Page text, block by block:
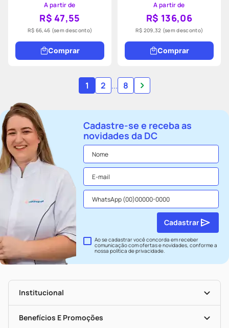
A partir de
R$ 47,55
R$ 66,46 (sem desconto)
Comprar
A partir de
R$ 136,06
R$ 209,32 (sem desconto)
Comprar
1 2 ... 8
Cadastre-se e receba as
novidades da DC
Ao se cadastrar você concorda em receber
comunicação com ofertas e novidades, conforme a
nossapolítica de privacidade.
Cadastrar
Institucional
Nossas Lojas
Benefícios E Promoções